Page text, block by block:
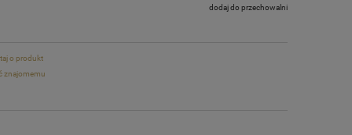
dodaj do przechowalni
o produkt
znajomemu